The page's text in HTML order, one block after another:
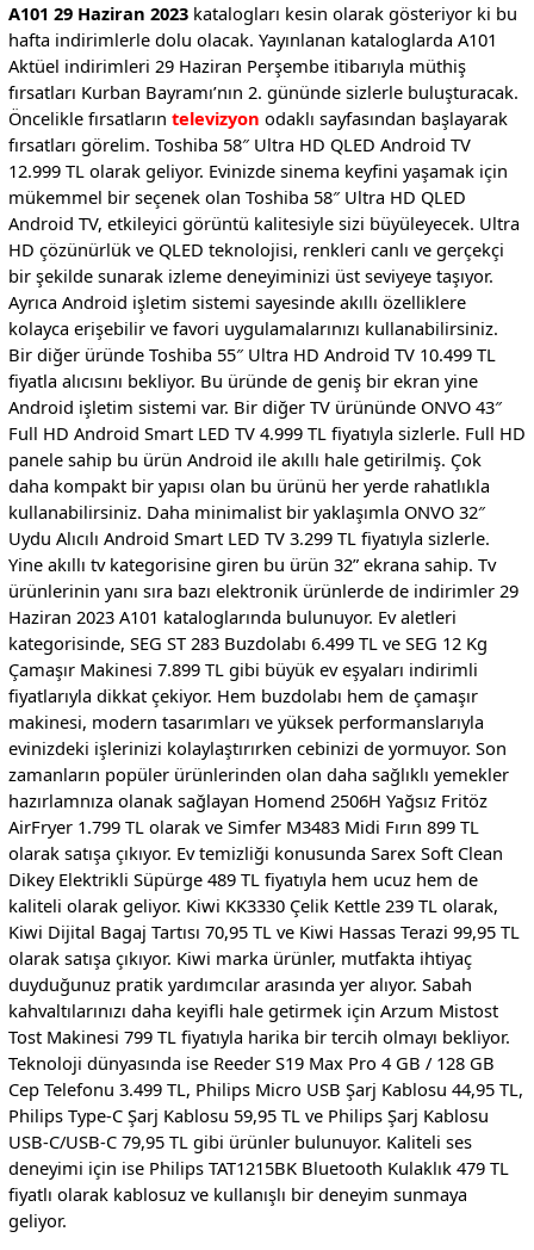
A101 29 Haziran 2023katalogları kesin olarak gösteriyor ki bu
hafta indirimlerle dolu olacak. Yayınlanan kataloglarda A101
Aktüel indirimleri 29 Haziran Perşembe itibarıyla müthiş
fırsatları Kurban Bayramı’nın 2. gününde sizlerle buluşturacak.
Öncelikle fırsatların televizyon odaklı sayfasından başlayarak
fırsatları görelim. Toshiba 58″ Ultra HD QLED Android TV
12.999 TL olarak geliyor. Evinizde sinema keyfini yaşamak için
mükemmel bir seçenek olan Toshiba 58″ Ultra HD QLED
Android TV, etkileyici görüntü kalitesiyle sizi büyüleyecek. Ultra
HD çözünürlük ve QLED teknolojisi, renkleri canlı ve gerçekçi
bir şekilde sunarak izleme deneyiminizi üst seviyeye taşıyor.
Ayrıca Android işletim sistemi sayesinde akıllı özelliklere
kolayca erişebilir ve favori uygulamalarınızı kullanabilirsiniz.
Bir diğer üründe Toshiba 55″ Ultra HD Android TV 10.499 TL
fiyatla alıcısını bekliyor. Bu üründe de geniş bir ekran yine
Android işletim sistemi var. Bir diğer TV ürününde ONVO 43″
Full HD Android Smart LED TV 4.999 TL fiyatıyla sizlerle. Full HD
panele sahip bu ürün Android ile akıllı hale getirilmiş. Çok
daha kompakt bir yapısı olan bu ürünü her yerde rahatlıkla
kullanabilirsiniz. Daha minimalist bir yaklaşımla ONVO 32″
Uydu Alıcılı Android Smart LED TV 3.299 TL fiyatıyla sizlerle.
Yine akıllı tv kategorisine giren bu ürün 32” ekrana sahip. Tv
ürünlerinin yanı sıra bazı elektronik ürünlerde de indirimler 29
Haziran 2023 A101 kataloglarında bulunuyor. Ev aletleri
kategorisinde, SEG ST 283 Buzdolabı 6.499 TL ve SEG 12 Kg
Çamaşır Makinesi 7.899 TL gibi büyük ev eşyaları indirimli
fiyatlarıyla dikkat çekiyor. Hem buzdolabı hem de çamaşır
makinesi, modern tasarımları ve yüksek performanslarıyla
evinizdeki işlerinizi kolaylaştırırken cebinizi de yormuyor. Son
zamanların popüler ürünlerinden olan daha sağlıklı yemekler
hazırlamnıza olanak sağlayan Homend 2506H Yağsız Fritöz
AirFryer 1.799 TL olarak ve Simfer M3483 Midi Fırın 899 TL
olarak satışa çıkıyor. Ev temizliği konusunda Sarex Soft Clean
Dikey Elektrikli Süpürge 489 TL fiyatıyla hem ucuz hem de
kaliteli olarak geliyor. Kiwi KK3330 Çelik Kettle 239 TL olarak,
Kiwi Dijital Bagaj Tartısı 70,95 TL ve Kiwi Hassas Terazi 99,95 TL
olarak satışa çıkıyor. Kiwi marka ürünler, mutfakta ihtiyaç
duyduğunuz pratik yardımcılar arasında yer alıyor. Sabah
kahvaltılarınızı daha keyifli hale getirmek için Arzum Mistost
Tost Makinesi 799 TL fiyatıyla harika bir tercih olmayı bekliyor.
Teknoloji dünyasında ise Reeder S19 Max Pro 4 GB / 128 GB
Cep Telefonu 3.499 TL, Philips Micro USB Şarj Kablosu 44,95 TL,
Philips Type-C Şarj Kablosu 59,95 TL ve Philips Şarj Kablosu
USB-C/USB-C 79,95 TL gibi ürünler bulunuyor. Kaliteli ses
deneyimi için ise Philips TAT1215BK Bluetooth Kulaklık 479 TL
fiyatlı olarak kablosuz ve kullanışlı bir deneyim sunmaya
geliyor.